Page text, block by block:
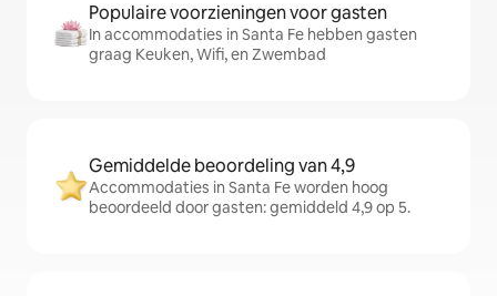
Populaire voorzieningen voor gasten
In accommodaties in Santa Fe hebben gasten
graag Keuken, Wifi, en Zwembad
Gemiddelde beoordeling van 4,9
Accommodaties in Santa Fe worden hoog
beoordeeld door gasten: gemiddeld 4,9 op 5.